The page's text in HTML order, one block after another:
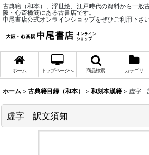
古典籍（和本）、浮世絵、江戸時代の資料から一般
阪・心斎橋筋にある古書店です。
中尾書店公式オンラインショップをぜひご利用下さい
ホーム トップページへ 商品検索 カテゴリ
ホーム > 古典籍目録（和本） > 和刻本漢籍 > 虚字
虚字 訳文須知